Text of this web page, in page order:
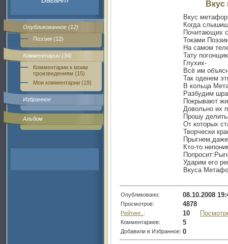
Опубликованное (12)
Поэзия (12)
Комментарии (34)
Комментарии к моим
произведениям (15)
Мои комментарии (19)
Избранное
Альбом
Вкус
Когда
Почитающих
Токами
На самом
Тату
Глухих-
Всё им
Так оденем
В кольца
Разбудим
Покрывают
Довольно их
Прошу
От которых
Творчески
Кто-то
Ударим его
Вкуса
Опубликовано: 08.10.2008
Просмотров: 4878
Рейтинг.. : 10
Комментариев: 5
Добавили в Избранное: 0